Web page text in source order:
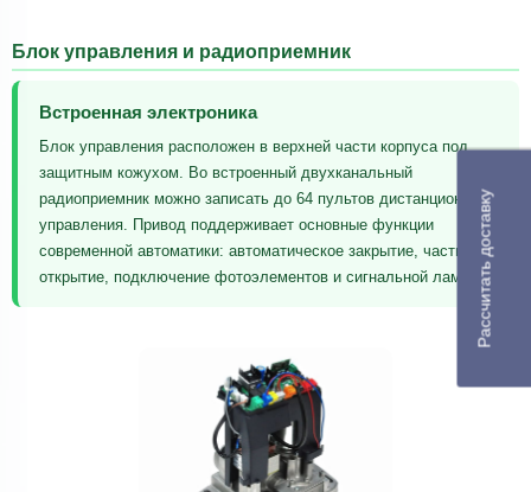
Блок управления и радиоприемник
Встроенная электроника
Блок управления расположен в верхней части корпуса под
защитным кожухом. Во встроенный двухканальный
радиоприемник можно записать до 64 пультов дистанционного
управления. Привод поддерживает основные функции
современной автоматики: автоматическое закрытие, частичное
открытие, подключение фотоэлементов и сигнальной лампы.Рассчитать доставку